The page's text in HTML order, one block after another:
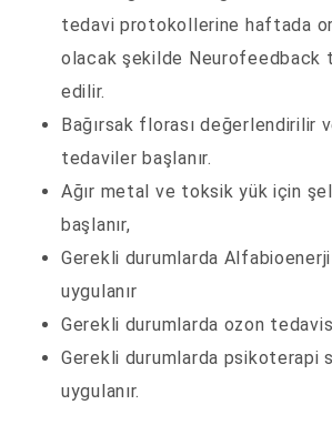
tedavi protokollerine haftada
olacak şekilde Neurofeedback
edilir.
Bağırsak florası değerlendirilir
tedaviler başlanır.
Ağır metal ve toksik yük için
başlanır,
Gerekli durumlarda Alfabioenerji
uygulanır
Gerekli durumlarda ozon
Gerekli durumlarda psikoterapi
uygulanır.